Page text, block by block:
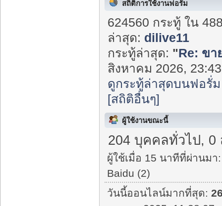
สถิติการใช้งานฟอรั่ม
624560 กระทู้ ใน
ล่าสุด: dilive11
กระทู้ล่าสุด: "Re: ขา
สิงหาคม 2026,
ดูกระทู้ล่าสุดบนฟอรั่ม
[สถิติอื่นๆ]
ผู้ใช้งานขณะนี้
204 บุคคลทั่วไป, 0
ผู้ใช้เมื่อ 15 นาทีที่ผ่านมา:
Baidu (2)
วันนี้ออนไลน์มากที่สุด: